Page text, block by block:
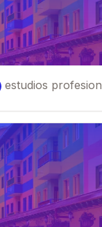
estudios